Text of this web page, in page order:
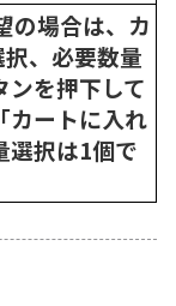
の場合は、カ
、必要数量
ンを押下して
カートに入れ
選択は1個で